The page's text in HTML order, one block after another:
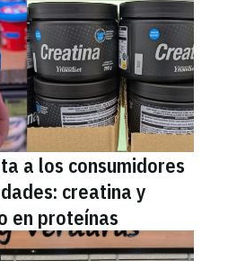
a los consumidores
creatina y
en proteínas